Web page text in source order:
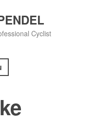
Cyclist